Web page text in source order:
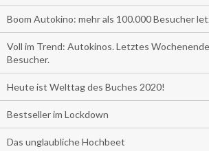
Boom Autokino: mehr als 100.000 Besucher
Voll im Trend: Autokinos. Letztes
Besucher.
Heute ist Welttag des Buches 2020!
Bestseller im Lockdown
Das unglaubliche Hochbeet